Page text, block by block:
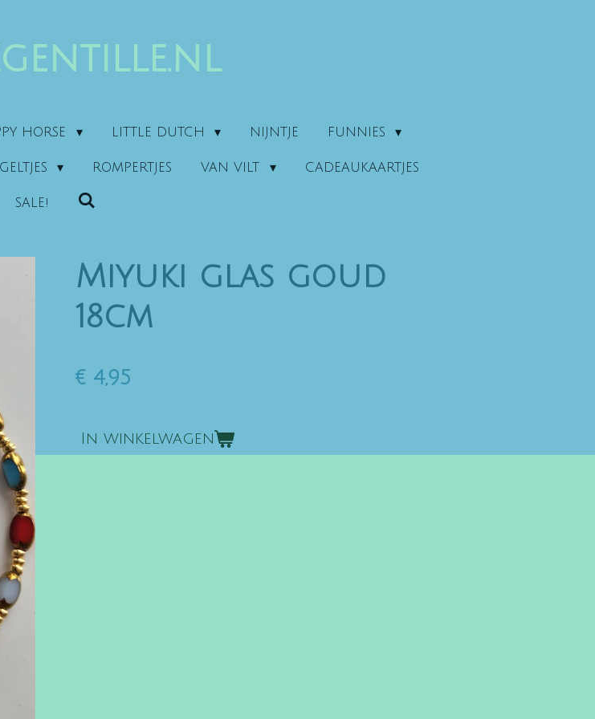
HORSE LITTLE DUTCH NIJNTJE FUNNIES
ROMPERTJES VAN VILT CADEAUKAARTJES
SALE!
Miyuki glas goud
18cm
€ 4,95
In winkelwagen